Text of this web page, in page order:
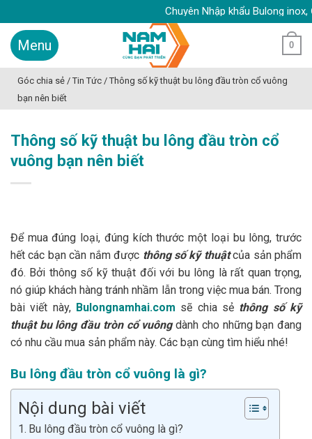
to
content
Chuyên Nhập khẩu Bulong inox,
0
Góc chia sẻ /Tin Tức /Thông số kỹ thuật bu lông đầu tròn cổ vuông
bạn nên biết
Thông số kỹ thuật bu lông đầu tròn cổ
vuông bạn nên biết
Để mua đúng loại, đúng kích thước một loại bu lông, trước
hết các bạn cần nắm được thông số kỹ thuậtcủa sản phẩm
đó. Bởi thông số kỹ thuật đối với bu lông là rất quan trọng,
nó giúp khách hàng tránh nhầm lẫn trong việc mua bán. Trong
bài viết này, Bulongnamhai.com sẽ chia sẻ thông số kỹ
thuật bu lông đầu tròn cổ vuôngdành cho những bạn đang
có nhu cầu mua sản phẩm này. Các bạn cùng tìm hiểu nhé!
Bu lông đầu tròn cổ vuông là gì?
Nội dung bài viết
Bu lông đầu tròn cổ vuông là gì?